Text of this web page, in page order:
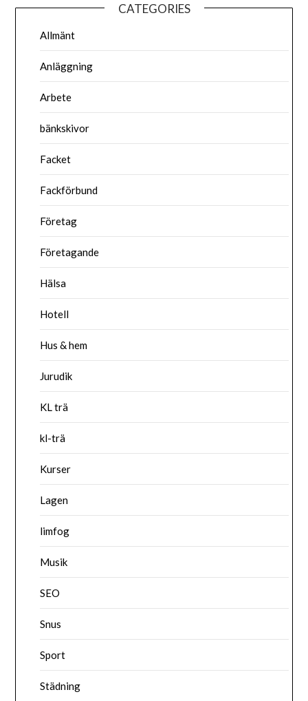
CATEGORIES
Allmänt
Anläggning
Arbete
bänkskivor
Facket
Fackförbund
Företag
Företagande
Hälsa
Hotell
Hus & hem
Jurudik
KL trä
kl-trä
Kurser
Lagen
limfog
Musik
SEO
Snus
Sport
Städning